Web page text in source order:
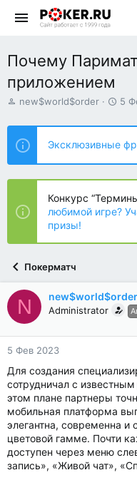
Почему
приложением
А
т
о
р
т
е
ы
new$world$order
Д
т
н
а
ч
л
а
5
Эксклюзивные
Конкурс
любимой игре?
призы!
Покерматч
N new$world$order
Administrator
5 Фев 2023
Для создания
сотрудничал с
этом плане партнеры
мобильная платформа
элегантна, современна
цветовой гамме. Почти
доступен через меню
запись», «Живой чат»,